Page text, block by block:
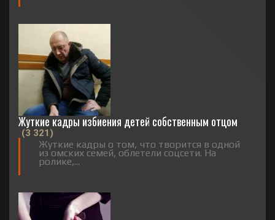
Жуткие кадры избиения детей собственным отцом
(3 321)
Жуткие кадры о том, что творится в одной
из омских семей, облетели соцсети. На
ролике,...